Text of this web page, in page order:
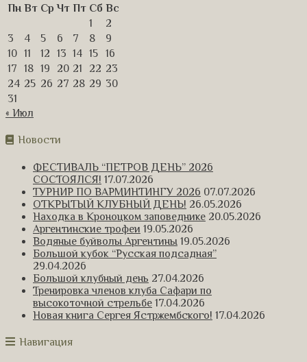
Пн Вт Ср Чт Пт Сб Вс
1
2
3
4 5 6 7 8
9
10 11 12 13 14 15
16
17
18 19 20 21 22 23
24 25 26 27 28 29 30
31
« Июл
Новости
ФЕСТИВАЛЬ “ПЕТРОВ ДЕНЬ” 2026
СОСТОЯЛСЯ! 17.07.2026
ТУРНИР ПО ВАРМИНТИНГУ 2026 07.07.2026
ОТКРЫТЫЙ КЛУБНЫЙ ДЕНЬ! 26.05.2026
Находка в Кроноцком заповеднике 20.05.2026
Аргентинские трофеи 19.05.2026
Водяные буйволы Аргентины 19.05.2026
Большой кубок “Русская подсадная”
29.04.2026
Большой клубный день 27.04.2026
Тренировка членов клуба Сафари по
высокоточной стрельбе 17.04.2026
Новая книга Сергея Ястржембского! 17.04.2026
Навигация